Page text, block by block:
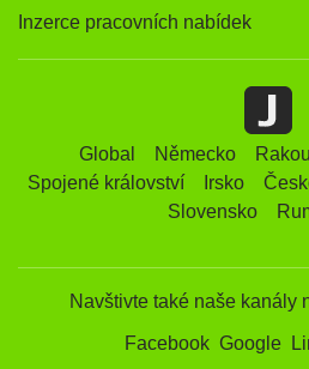
Inzerce pracovních nabídek
Global Německo
Spojené království
Irsko
Slovensko
Navštivte také naše kanály
Facebook Google